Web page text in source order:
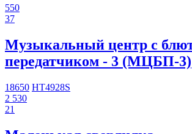
550
37
Музыкальный центр с
передатчиком - 3 (МЦБП-3)
18650 HT4928S
2 530
21